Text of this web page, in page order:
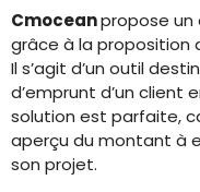
Cmoceanpropose
grâce à la proposition
Il s’agit d’un outil
d’emprunt d’un client
solution est parfaite,
aperçu du montant à
son projet.